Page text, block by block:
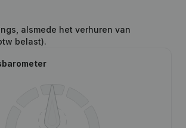
alsmede het verhuren van
belast).